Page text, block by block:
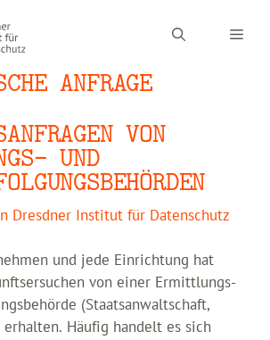
ANFRAGE
VON
UND
Dresdner Institut für Datenschutz
und jede Einrichtung hat
von einer Ermittlungs-
(Staatsanwaltschaft,
Häufig handelt es sich